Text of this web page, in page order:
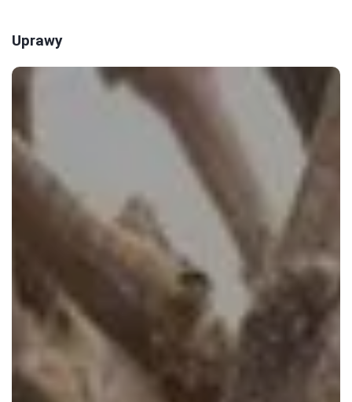
Uprawy